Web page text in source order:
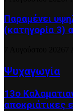
Παραμένει
(κατηγορία 3)
Ψυχαγωγία
13ο
αποκριάτικες